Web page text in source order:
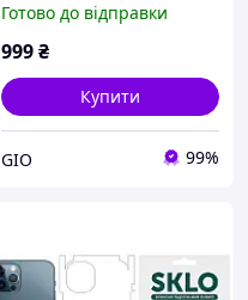
частину телефону
Готово до відправки
999₴
Купити
GIO 99%